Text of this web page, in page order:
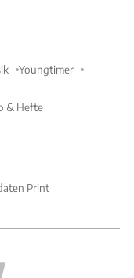
Youngtimer
& Hefte
Print